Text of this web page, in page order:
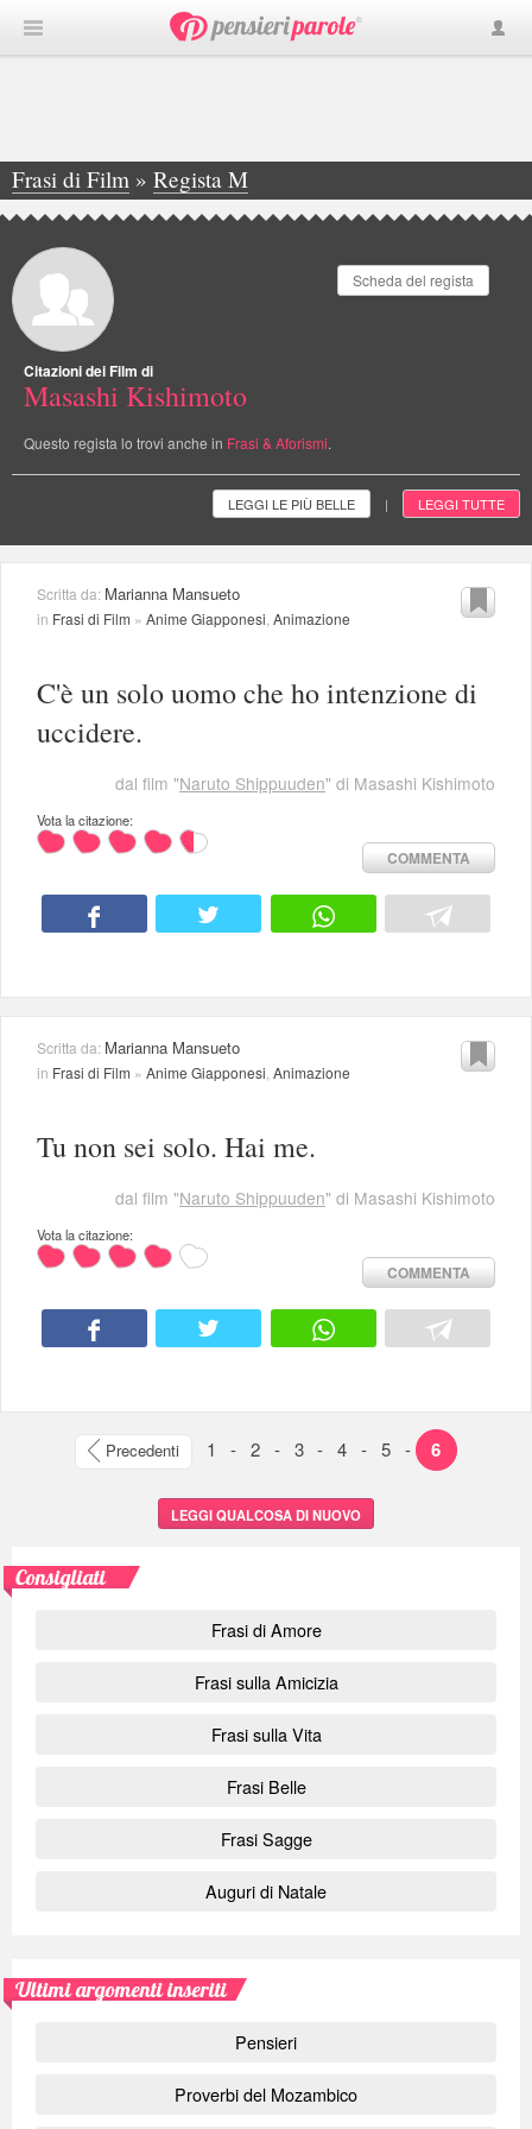
Frasi di Film » Regista M
»Masashi Kishimoto
Scheda del regista
Citazioni dei Film di
Masashi Kishimoto
Questo regista lo trovi anche in Frasi & Aforismi.
LEGGI LE PIÙ BELLE | LEGGI TUTTE
Scritta da: Marianna Mansueto
in Frasi di Film » Anime Giapponesi,Animazione
C'è un solo uomo che ho intenzione di
uccidere.
dal film "Naruto Shippuuden" di Masashi Kishimoto
Vota la citazione:
COMMENTA
Scritta da: Marianna Mansueto
in Frasi di Film » Anime Giapponesi Animazione
Tu non sei solo. Hai me.
dal film "Naruto Shippuuden" di Masashi Kishimoto
Vota la citazione:
COMMENTA
Precedenti 1 - 2 - 3 - 4 - 5 - 6
LEGGI QUALCOSA DI NUOVO
Consigliati
Frasi di Amore
Frasi sulla Amicizia
Frasi sulla Vita
Frasi Belle
Frasi Sagge
Auguri di Natale
Ultimi argomenti inseriti
Pensieri
Proverbi del Mozambico